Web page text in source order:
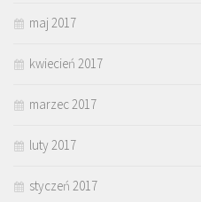
maj 2017
kwiecień 2017
marzec 2017
luty 2017
styczeń 2017